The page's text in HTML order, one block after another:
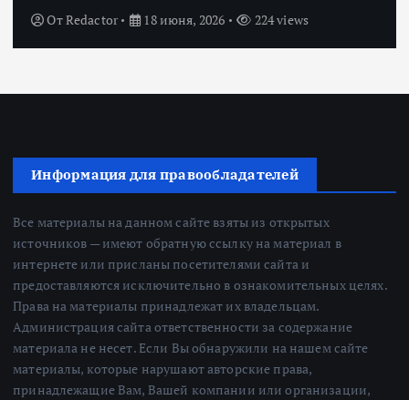
ОтRedactor 18 июня, 2026 224 views
Информация для правообладателей
Все материалы на данном сайте взяты из открытых
источников — имеют обратную ссылку на материал в
интернете или присланы посетителями сайта и
предоставляются исключительно в ознакомительных целях.
Права на материалы принадлежат их владельцам.
Администрация сайта ответственности за содержание
материала не несет. Если Вы обнаружили на нашем сайте
материалы, которые нарушают авторские права,
принадлежащие Вам, Вашей компании или организации,